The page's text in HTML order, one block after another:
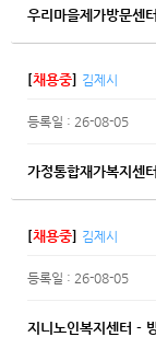
우리마을제가방문센
[채용중] 김제시
등록일 : 26-08-05
가정통합재가복지센
[채용중] 김제시
등록일 : 26-08-05
지니노인복지센터 -